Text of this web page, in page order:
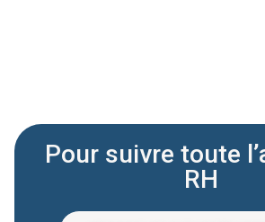
Pour suivre toute
RH